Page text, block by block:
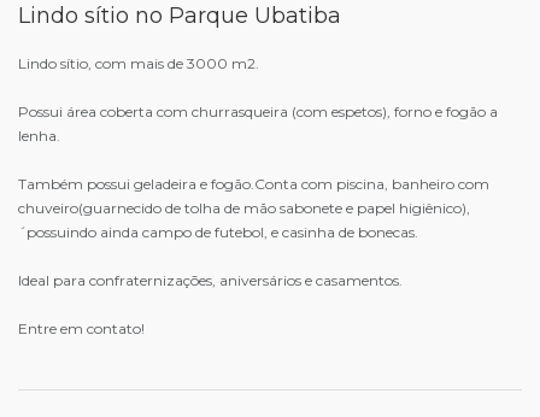
Lindo sítio no Parque Ubatiba
Lindo sítio, com mais de 3000 m2.
Possui área coberta com churrasqueira (com espetos), forno e fogão a
lenha.
Também possui geladeira e fogão.Conta com piscina, banheiro com
chuveiro(guarnecido de tolha de mão sabonete e papel higiênico),
´possuindo ainda campo de futebol, e casinha de bonecas.
Ideal para confraternizações, aniversários e casamentos.
Entre em contato!